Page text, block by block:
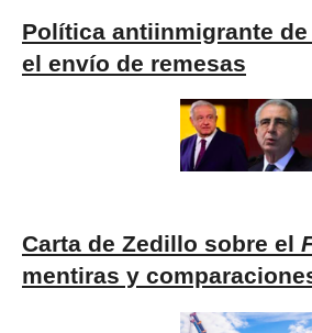
Política antiinmigrante
el envío de remesas
Carta de Zedillo sobre el
mentiras y